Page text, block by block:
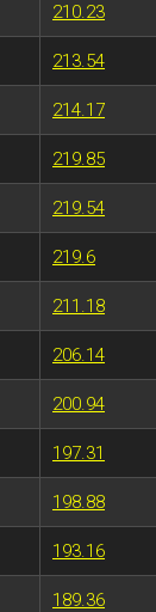
210.23
213.54
214.17
219.85
219.54
219.6
211.18
206.14
200.94
197.31
198.88
193.16
189.36